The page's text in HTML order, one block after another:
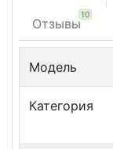
Отзывы
10
Модель
Категория